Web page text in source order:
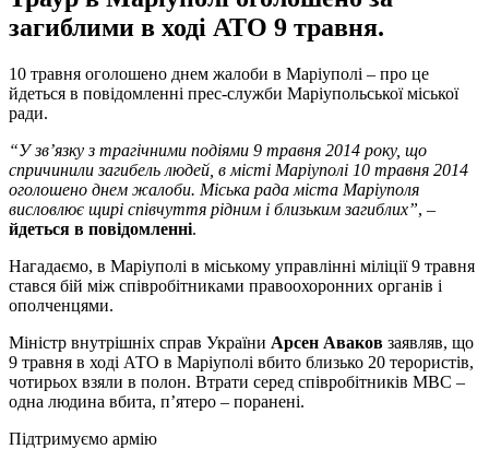
загиблими в ході АТО 9 травня.
10 травня оголошено днем ​​жалоби в Маріуполі – про це
йдеться в повідомленні прес-служби Маріупольської міської
ради.
“У зв’язку з трагічними подіями 9 травня 2014 року, що
спричинили загибель людей, в місті Маріуполі 10 травня 2014
оголошено днем ​​жалоби. Міська рада міста Маріуполя
висловлює щирі співчуття рідним і близьким загиблих”, –
йдеться в повідомленні.
Нагадаємо, в Маріуполі в міському управлінні міліції 9 травня
стався бій між співробітниками правоохоронних органів і
ополченцями.
Міністр внутрішніх справ України Арсен Аваков заявляв, що
9 травня в ході АТО в Маріуполі вбито близько 20 терористів,
чотирьох взяли в полон. Втрати серед співробітників МВС –
одна людина вбита, п’ятеро – поранені.
Підтримуємо армію